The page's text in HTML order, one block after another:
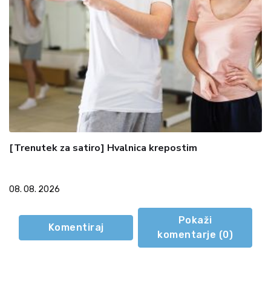
[Trenutek za satiro] Hvalnica krepostim
08. 08. 2026
Komentiraj
Pokaži
komentarje (0)